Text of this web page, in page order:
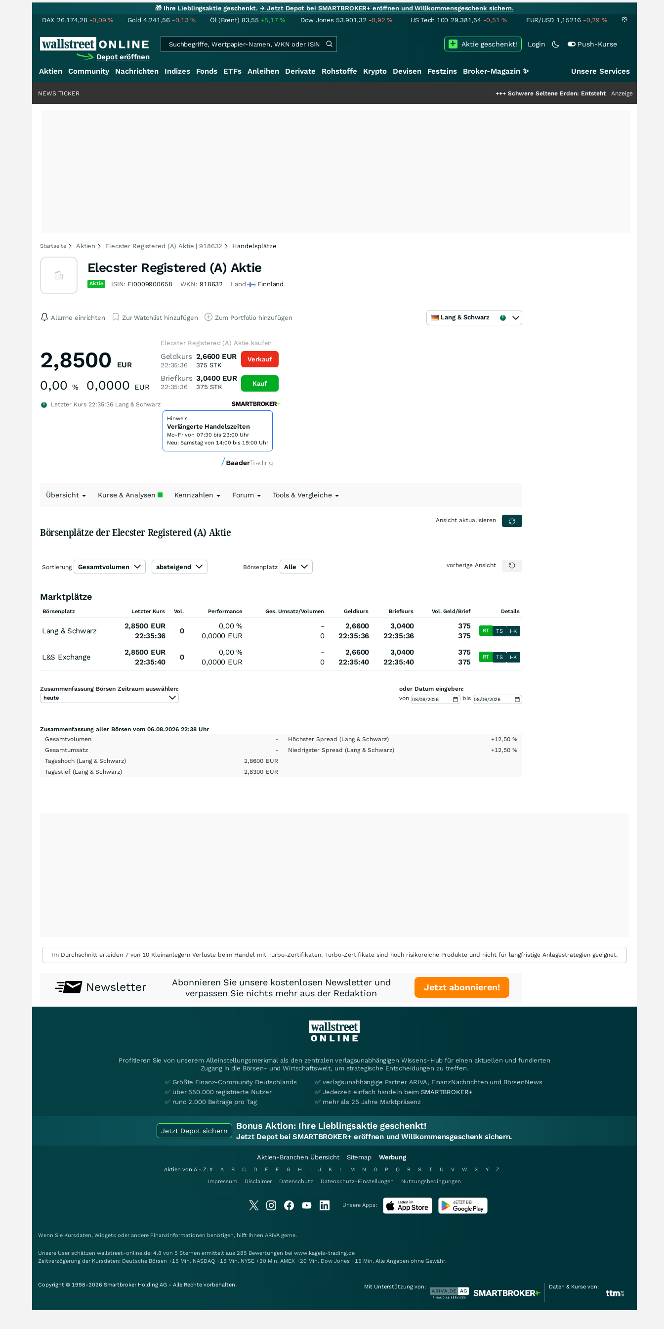
🎁 Ihre Lieblingsaktie geschenkt.→ Jetzt Depot bei SMARTBROKER+ eröffnen und Willkommensgeschenk sichern.
DAX 26.174,28 -0,09% Gold 4.241,56 -0,13% Öl (Brent) 83,55 +5,17% Dow Jones 53.901,32 -0,92% US Tech 100 29.381,54 -0,51% EUR/USD 1,15216 -0,29 %
Depot eröffnen
Login Push-Kurse
Aktie geschenkt!
Aktien Community Nachrichten Indizes Fonds ETFs Anleihen Derivate Rohstoffe Krypto Devisen Festzins Broker-Magazin ✨ Unsere Services
Schwere Seltene Erden: Entsteht hier die nächste
Anzeige
NEWS TICKER
Startseite Aktien Elecster Registered (A) Aktie | 918632 Handelsplätze
Elecster Registered (A) Aktie
Aktie ISIN: FI0009900658 WKN: 918632 Land Finnland
Alarme einrichten Zur Watchlist hinzufügen Zum Portfolio hinzufügen Lang & Schwarz
2,8500 EUR
0,00 % 0,0000 EUR
Letzter Kurs 22:35:36 Lang & Schwarz
Elecster Registered (A) Aktie kaufen
Geldkurs
22:35:36
2,6600 EUR
375 STK
Briefkurs
22:35:36
3,0400 EUR
375 STK
Verkauf
Kauf
Hinweis
Verlängerte Handelszeiten
Mo-Fr von 07:30 bis 23:00 Uhr
Neu: Samstag von 14:00 bis 19:00 Uhr
Übersicht Kurse & Analysen Kennzahlen Forum Tools & Vergleiche
Börsenplätze der Elecster Registered (A) Aktie
Ansicht aktualisieren
Sortierung Gesamtvolumen absteigend Börsenplatz Alle vorherige Ansicht
Marktplätze
Börsenplatz Letzter Kurs Vol. Performance Ges. Umsatz/Volumen Geldkurs Briefkurs Vol. Geld/Brief Details
Lang & Schwarz
2,8500 EUR
22:35:36
0
0,00%
0,0000 EUR
-
0
2,6600
22:35:36
3,0400
22:35:36
375
375
RT TS HK
L&S Exchange
2,8500 EUR
22:35:40
0
0,00%
0,0000 EUR
-
0
2,6600
22:35:40
3,0400
22:35:40
375
375
RT TS HK
Zusammenfassung Börsen Zeitraum auswählen:
heute
oder Datum eingeben:
von
bis
Zusammenfassung aller Börsen vom 06.08.2026 22:38 Uhr
Gesamtvolumen
- Höchster Spread(Lang & Schwarz) +12,50 %
Gesamtumsatz
- Niedrigster Spread(Lang & Schwarz) +12,50 %
Tageshoch (Lang & Schwarz) 2,8600 EUR
Tagestief (Lang & Schwarz) 2,8300 EUR
Im Durchschnitt erleiden 7 von 10 Kleinanlegern Verluste beim Handel mit Turbo-Zertifikaten. Turbo-Zertifikate sind hoch risikoreiche Produkte und nicht für langfristige Anlagestrategien geeignet.
Newsletter
Abonnieren Sie unsere kostenlosen Newsletter und
verpassen Sie nichts mehr aus der Redaktion
Jetzt abonnieren!
Profitieren Sie von unserem Alleinstellungsmerkmal als den zentralen verlagsunabhängigen Wissens-Hub für einen aktuellen und fundierten
Zugang in die Börsen- und Wirtschaftswelt, um strategische Entscheidungen zu treffen.
✅ Größte Finanz-Community Deutschlands
✅ über 550.000 registrierte Nutzer
✅ rund 2.000 Beiträge pro Tag
✅ verlagsunabhängige Partner ARIVA, FinanzNachrichten und BörsenNews
✅ Jederzeit einfach handeln beimSMARTBROKER+
✅ mehr als 25 Jahre Marktpräsenz
Jetzt Depot sichern Bonus Aktion: Ihre Lieblingsaktie geschenkt!
Jetzt Depot bei SMARTBROKER+ eröffnen und Willkommensgeschenk sichern.
Aktien-Branchen Übersicht Sitemap Werbung
Aktien von A - Z: # A B C D E F G H I J K L M N O P Q R S T U V W X Y
Z
Impressum
Disclaimer Datenschutz Datenschutz-Einstellungen Nutzungsbedingungen
Unsere Apps:
Wenn Sie Kursdaten, Widgets oder andere Finanzinformationen benötigen, hilft Ihnen ARIVA gerne.
Unsere User schätzen wallstreet-online.de: 4.8 von 5 Sternen ermittelt aus 285 Bewertungen bei www.kagels-trading.de
Zeitverzögerung der Kursdaten: Deutsche Börsen +15 Min. NASDAQ +15 Min. NYSE +20 Min. AMEX +20 Min. Dow Jones +15 Min. Alle Angaben ohne Gewähr.
Copyright © 1998-2026 Smartbroker Holding AG - Alle Rechte vorbehalten. Mit Unterstützung von: Daten & Kurse von: